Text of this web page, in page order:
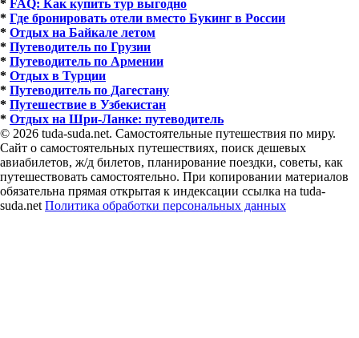
* FAQ: Как купить тур выгодно
* Где бронировать отели вместо Букинг в России
* Отдых на Байкале летом
* Путеводитель по Грузии
* Путеводитель по Армении
* Отдых в Турции
* Путеводитель по Дагестану
* Путешествие в Узбекистан
* Отдых на Шри-Ланке: путеводитель
© 2026 tuda-suda.net. Самостоятельные путешествия по миру.
Сайт о самостоятельных путешествиях, поиск дешевых
авиабилетов, ж/д билетов, планирование поездки, советы, как
путешествовать самостоятельно. При копировании материалов
обязательна прямая открытая к индексации ссылка на tuda-
suda.net Политика обработки персональных данных